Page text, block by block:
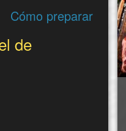
Cómo preparar
de